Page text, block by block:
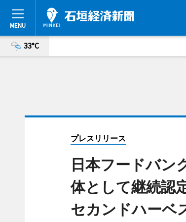
33°C
プレスリリース
日本フードバン
体として継続認
セカンドハーベ